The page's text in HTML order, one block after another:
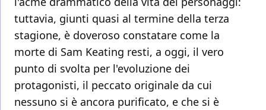
tuttavia, giunti quasi al termine della terza
stagione, è doveroso constatare come la
morte di Sam Keating resti, a oggi, il vero
punto di svolta per l'evoluzione dei
protagonisti, il peccato originale da cui
nessuno si è ancora purificato, e che si è